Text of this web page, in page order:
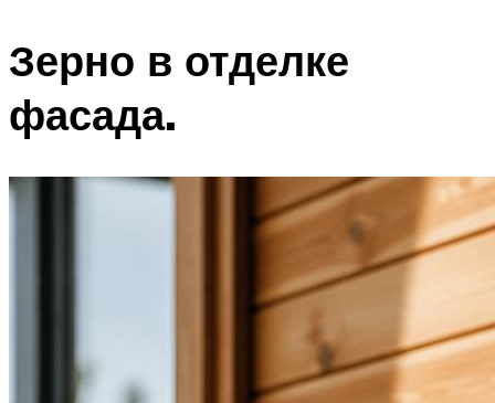
Зерно в отделке
фасада.